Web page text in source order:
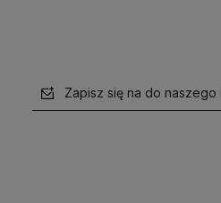
Zapisz się na do